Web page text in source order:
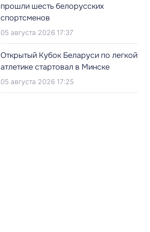
прошли шесть белорусских
спортсменов
05 августа 2026 17:37
Открытый Кубок Беларуси по легкой
атлетике стартовал в Минске
05 августа 2026 17:25